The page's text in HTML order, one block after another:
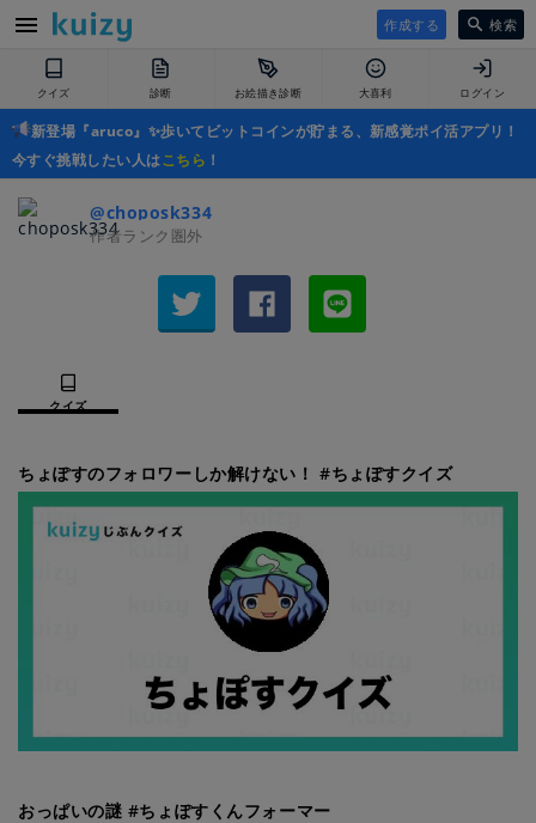
作成する 検索
クイズ 診断 お絵描き診断 大喜利 ログイン
新登場『aruco』✨歩いてビットコインが貯まる、新感覚ポイ活アプリ！
今すぐ挑戦したい人はこちら ！
@choposk334
作者ランク圏外
クイズ
ちょぽすのフォロワーしか解けない！ #ちょぽすクイズ
おっぱいの謎 #ちょぽすくんフォーマー